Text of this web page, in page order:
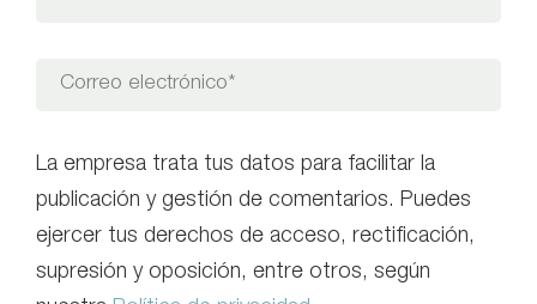
La empresa trata tus datos para facilitar la
publicación y gestión de comentarios. Puedes
ejercer tus derechos de acceso, rectificación,
supresión y oposición, entre otros, según